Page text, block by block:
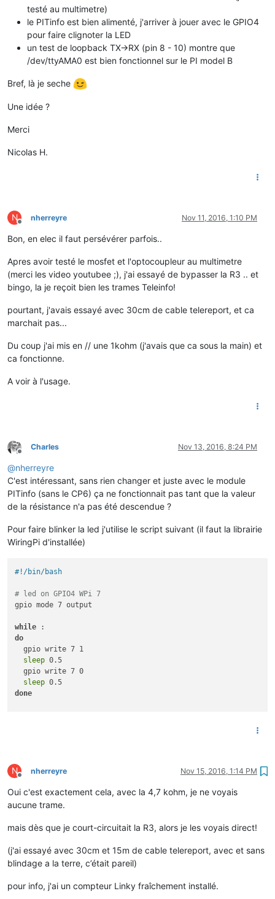
testé au multimetre)
le PITinfo est bien alimenté, j'arriver à jouer avec le GPIO4
pour faire clignoter la LED
un test de loopback TX->RX (pin 8 - 10) montre que
/dev/ttyAMA0 est bien fonctionnel sur le PI model B
Bref, là je seche
Une idée ?
Merci
Nicolas H.
N
Offline
nherreyre Nov 11, 2016, 1:10 PM
Bon, en elec il faut persévérer parfois..
Apres avoir testé le mosfet et l'optocoupleur au multimetre
(merci les video youtubee ;), j'ai essayé de bypasser la R3 .. et
bingo, la je reçoit bien les trames Teleinfo!
pourtant, j'avais essayé avec 30cm de cable telereport, et ca
marchait pas...
Du coup j'ai mis en // une 1kohm (j'avais que ca sous la main) et
ca fonctionne.
A voir à l'usage.
Offline
Charles Nov 13, 2016, 8:24 PM
@nherreyre
C'est intéressant, sans rien changer et juste avec le module
PITinfo (sans le CP6) ça ne fonctionnait pas tant que la valeur
de la résistance n'a pas été descendue ?
Pour faire blinker la led j'utilise le script suivant (il faut la librairie
WiringPi d'installée)
#!/bin/bash
# led on GPIO4 WPi 7
gpio mode 7 output
while
do
  gpio write 7 1
sleep 0.5
  gpio write 7 0
sleep
done
N
Offline
nherreyre Nov 15, 2016, 1:14 PM
Oui c'est exactement cela, avec la 4,7 kohm, je ne voyais
aucune trame.
mais dès que je court-circuitait la R3, alors je les voyais direct!
(j'ai essayé avec 30cm et 15m de cable telereport, avec et sans
blindage a la terre, c’était pareil)
pour info, j'ai un compteur Linky fraîchement installé.